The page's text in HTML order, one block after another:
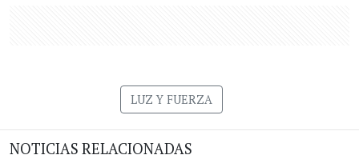
LUZ Y FUERZA
NOTICIAS RELACIONADAS